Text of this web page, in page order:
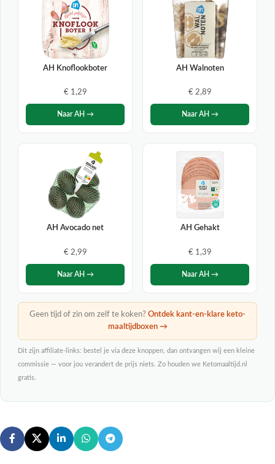
AH Knoflookboter
€ 1,29
Naar AH →
AH Walnoten
€ 2,89
Naar AH →
AH Avocado net
€ 2,99
Naar AH →
AH Gehakt
€ 1,39
Naar AH →
Geen tijd of zin om zelf te koken? Ontdek kant-en-klare keto-
maaltijdboxen →
Dit zijn affiliate-links: bestel je via deze knoppen, dan ontvangen wij een kleine
commissie — voor jou verandert de prijs niets. Zo houden we Ketomaaltijd.nl
gratis.